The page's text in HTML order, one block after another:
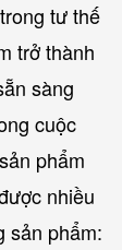
tư thế
trở thành
sàng
cuộc
phẩm
nhiều
sản phẩm: